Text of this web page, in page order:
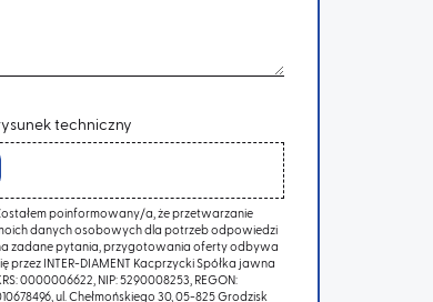
techniczny
poinformowany/a, że przetwarzanie
danych osobowych dla potrzeb odpowiedzi
zadane pytania, przygotowania oferty odbywa
przez INTER-DIAMENT Kacprzycki Spółka jawna
0000006622, NIP: 5290008253, REGON:
ul. Chełmońskiego 30, 05-825 Grodzisk